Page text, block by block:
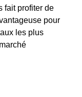
fait profiter de
pour
les plus